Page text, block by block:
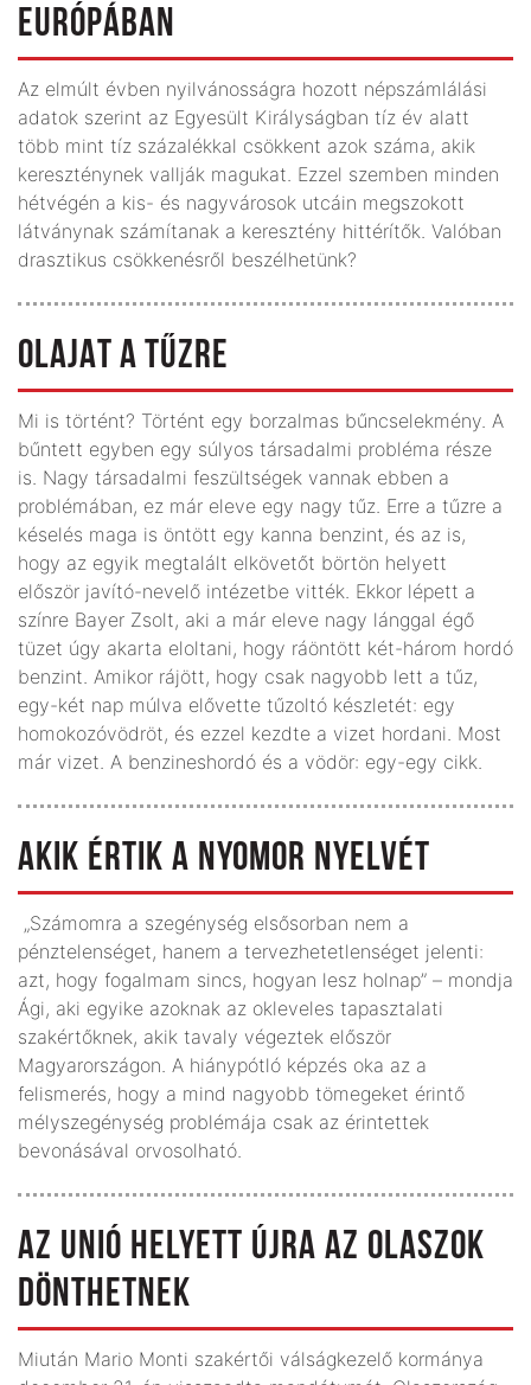
EURÓPÁBAN
Az elmúlt évben nyilvánosságra hozott népszámlálási
adatok szerint az Egyesült Királyságban tíz év alatt
több mint tíz százalékkal csökkent azok száma, akik
kereszténynek vallják magukat. Ezzel szemben minden
hétvégén a kis- és nagyvárosok utcáin megszokott
látványnak számítanak a keresztény hittérítők. Valóban
drasztikus csökkenésről beszélhetünk?
OLAJAT A TŰZRE
Mi is történt? Történt egy borzalmas bűncselekmény. A
bűntett egyben egy súlyos társadalmi probléma része
is. Nagy társadalmi feszültségek vannak ebben a
problémában, ez már eleve egy nagy tűz. Erre a tűzre a
késelés maga is öntött egy kanna benzint, és az is,
hogy az egyik megtalált elkövetőt börtön helyett
először javító-nevelő intézetbe vitték. Ekkor lépett a
színre Bayer Zsolt, aki a már eleve nagy lánggal égő
tüzet úgy akarta eloltani, hogy ráöntött két-három hordó
benzint. Amikor rájött, hogy csak nagyobb lett a tűz,
egy-két nap múlva elővette tűzoltó készletét: egy
homokozóvödröt, és ezzel kezdte a vizet hordani. Most
már vizet. A benzineshordó és a vödör: egy-egy cikk.
AKIK ÉRTIK A NYOMOR NYELVÉT
„Számomra a szegénység elsősorban nem a
pénztelenséget, hanem a tervezhetetlenséget jelenti:
azt, hogy fogalmam sincs, hogyan lesz holnap” – mondja
Ági, aki egyike azoknak az okleveles tapasztalati
szakértőknek, akik tavaly végeztek először
Magyarországon. A hiánypótló képzés oka az a
felismerés, hogy a mind nagyobb tömegeket érintő
mélyszegénység problémája csak az érintettek
bevonásával orvosolható.
AZ UNIÓ HELYETT ÚJRA AZ OLASZOK
DÖNTHETNEK
Miután Mario Monti szakértői válságkezelő kormánya